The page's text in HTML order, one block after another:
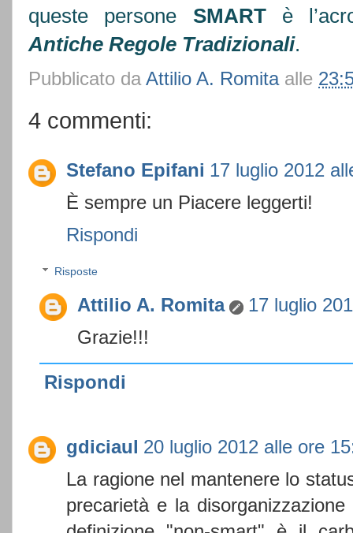
queste persone SMARTè
Antiche Regole Tradizionali.
Pubblicato da Attilio A. Romita alle
4 commenti:
Stefano Epifani 17 luglio 2012
È sempre un Piacere leggerti!
Rispondi
Risposte
Attilio A. Romita
17 luglio
Grazie!!!
Rispondi
gdiciaul 20 luglio 2012 alle ore
La ragione nel mantenere lo
precarietà e la